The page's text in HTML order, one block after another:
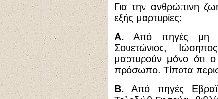
Για την ανθρώπινη
εξής μαρτυρίες:
Α. Από πηγές μη
Σουετώνιος,
μαρτυρούν μόνο ότι ο
πρόσωπο. Τίποτα
Β. Από πηγές